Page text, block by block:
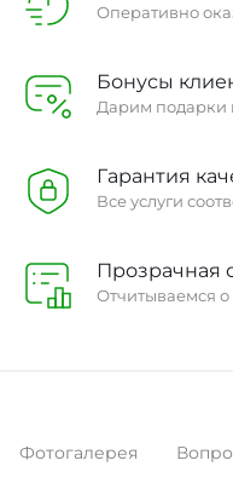
Оперативно
Бонусы
Дарим подарки
Гарантия
Все услуги
Прозрачная
Отчитываемся о
Фотогалерея